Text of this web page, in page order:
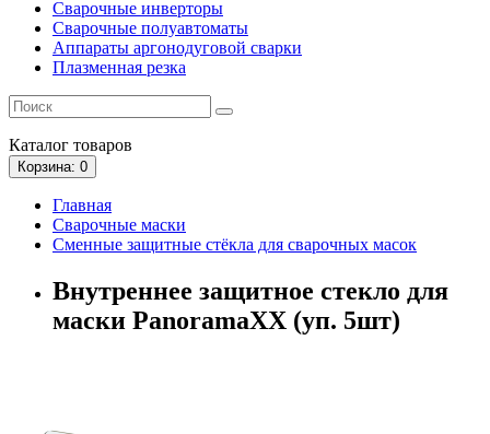
Сварочные инверторы
Сварочные полуавтоматы
Аппараты аргонодуговой сварки
Плазменная резка
Каталог товаров
Корзина: 0
Главная
Сварочные маски
Сменные защитные стёкла для сварочных масок
Внутреннее защитное стекло для
маски PanoramaXX (уп. 5шт)